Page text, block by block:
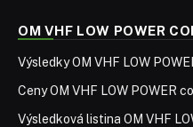
OM VHF LOW POWER
Výsledky OM VHF LOW
Ceny OM VHF LOW POWER
Výsledková listina OM VHF